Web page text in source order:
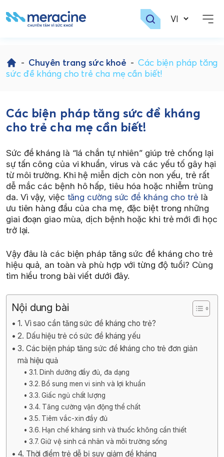
to
content
- Chuyên trang sức khoẻ - Các biện pháp tăng
sức đề kháng cho trẻ cha mẹ cần biết!
Các biện pháp tăng sức đề kháng
cho trẻ cha mẹ cần biết!
Sức đề kháng là “lá chắn tự nhiên” giúp trẻ chống lại
sự tấn công của vi khuẩn, virus và các yếu tố gây hại
từ môi trường. Khi hệ miễn dịch còn non yếu, trẻ rất
dễ mắc các bệnh hô hấp, tiêu hóa hoặc nhiễm trùng
da. Vì vậy, việc tăng cường sức đề kháng cho trẻ là
ưu tiên hàng đầu của cha mẹ, đặc biệt trong những
giai đoạn giao mùa, dịch bệnh hoặc khi trẻ mới đi học
trở lại.
Vậy đâu là các biện pháp tăng sức đề kháng cho trẻ
hiệu quả, an toàn và phù hợp với từng độ tuổi? Cùng
tìm hiểu trong bài viết dưới đây.
Nội dung bài
1. Vì sao cần tăng sức đề kháng cho trẻ?
2. Dấu hiệu trẻ có sức đề kháng yếu
3. Các biện pháp tăng sức đề kháng cho trẻ đơn giản
mà hiệu quả
3.1. Dinh dưỡng đầy đủ, đa dạng
3.2. Bổ sung men vi sinh và lợi khuẩn
3.3. Giấc ngủ chất lượng
3.4. Tăng cường vận động thể chất
3.5. Tiêm vắc-xin đầy đủ
3.6. Hạn chế kháng sinh và thuốc không cần thiết
3.7. Giữ vệ sinh cá nhân và môi trường sống
4. Thời điểm trẻ dễ bị suy giảm đề kháng